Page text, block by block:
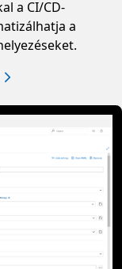
a CI/CD-
a